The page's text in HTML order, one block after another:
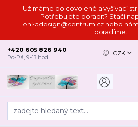
Už máme po dovolené a vyšívací
Potřebujete poradit? Stačí
lenkadesign@centrum.cz nebo
poradíme.
CZK
+420 605 826 940
Po-Pá, 9-18 hod.